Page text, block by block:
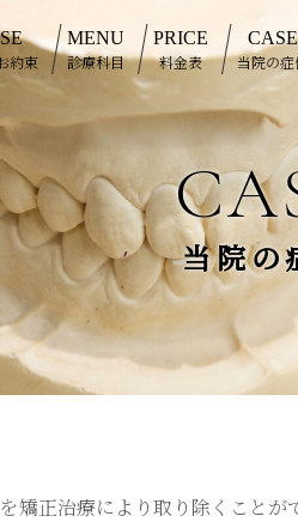
約束
MENU
診療科目
PRICE
料金表
CASE
当院の症
当院の
矯正治療により取り除くことが